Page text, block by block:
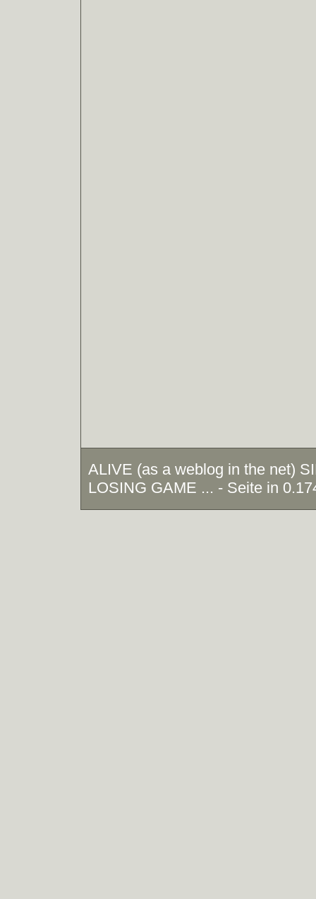
ALIVE (as a weblog in the net)
LOSING GAME ... - Seite in